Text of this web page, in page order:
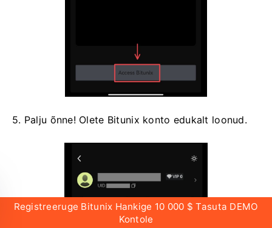
5. Palju õnne! Olete Bitunix konto edukalt loonud.
Registreeruge Bitunix Hankige 10 000 $ Tasuta DEMO
Kontole